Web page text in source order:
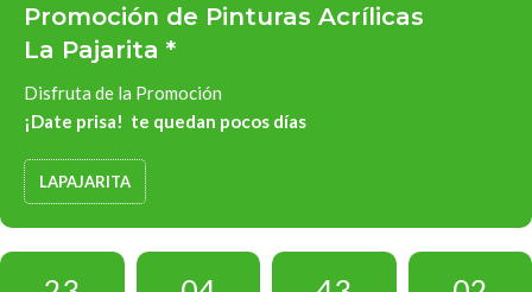
Promoción de Pinturas Acrílicas
La Pajarita *
Disfruta de la Promoción
¡Date prisa! te quedan pocos días
LAPAJARITA